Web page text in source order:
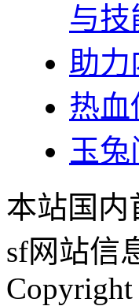
与技
助力
热血
玉
本站国内
sf网站信